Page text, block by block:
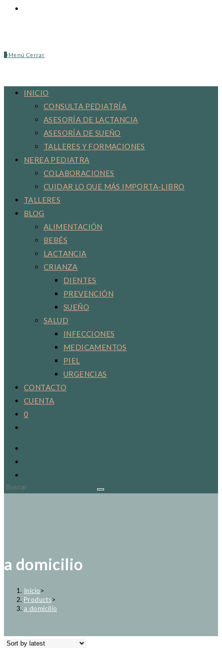
de
web
0 Menú Cerrar
INICIO
CONSULTA PEDIATRÍA
ASESORÍA DE LACTANCIA
ASESORÍA DE SUEÑO
TALLERES Y FORMACIONES
NEREA PEDIATRA
COLABORACIONES
CUIDAR LO QUE MÁS IMPORTA-LIBRO
TALLERES
BLOG
ALIMENTACIÓN
BEBÉS
LACTANCIA
CRIANZA
DIENTES
PREVENCIÓN
SUEÑO
SALUD
INFECCIONES
MEDICAMENTOS
PIEL
URGENCIAS
CONTACTO
CUENTA
0
a domicilio
Inicio>
Products>
a domicilio